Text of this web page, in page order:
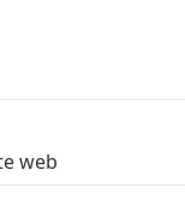
web